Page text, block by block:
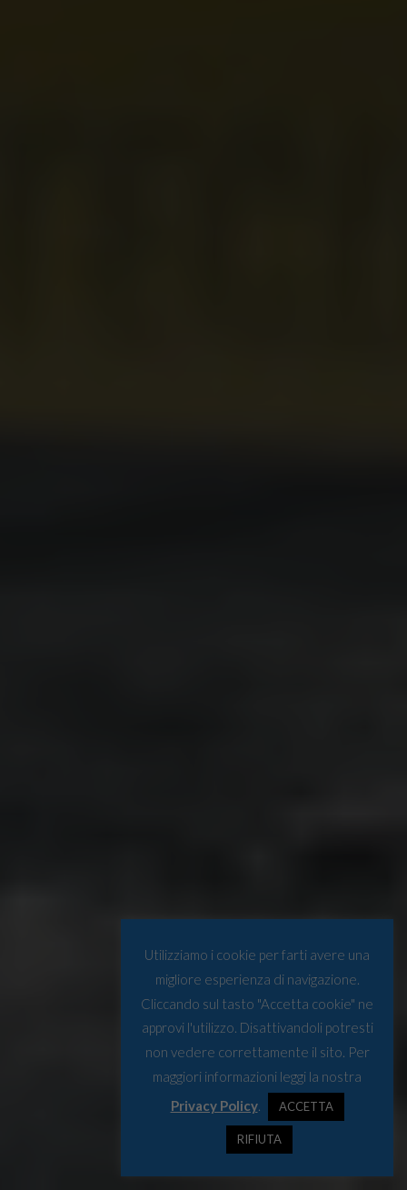
Utilizziamo i cookie per farti avere una
migliore esperienza di navigazione.
Cliccando sul tasto "Accetta cookie" ne
approvi l'utilizzo. Disattivandoli potresti
non vedere correttamente il sito. Per
maggiori informazioni leggi la nostra
Privacy Policy. ACCETTA
RIFIUTA